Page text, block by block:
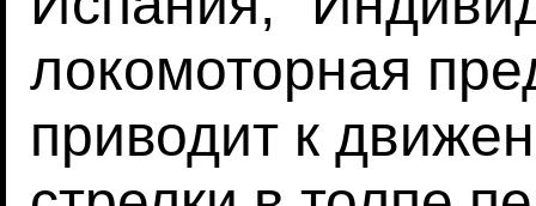
локомоторная
приводит к